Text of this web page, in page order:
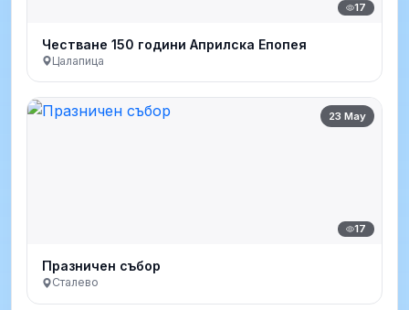
17
Честване 150 години Априлска Епопея
Цалапица
23 May
17
Празничен събор
Сталево